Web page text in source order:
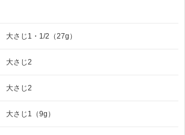
大さじ1・1/2（27g）
大さじ2
大さじ2
大さじ1（9g）